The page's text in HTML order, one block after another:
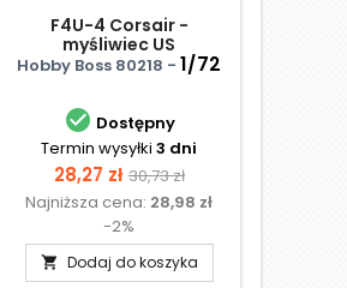
F4U-4 Corsair -
myśliwiec US
Hobby Boss 80218 - 1/72
 Dostępny
Termin wysyłki 3 dni
Cena
28,27 zł Cena
podstawowa
30,73 zł
Najniższa cena: 28,98 zł
-2%
 Dodaj do koszyka